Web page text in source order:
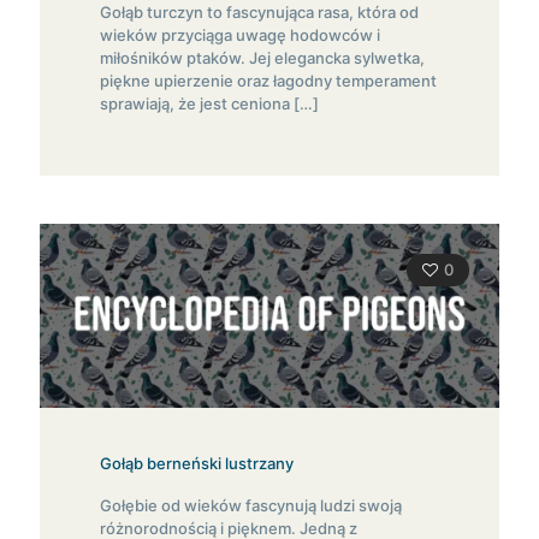
Gołąb turczyn to fascynująca rasa, która od
wieków przyciąga uwagę hodowców i
miłośników ptaków. Jej elegancka sylwetka,
piękne upierzenie oraz łagodny temperament
sprawiają, że jest ceniona […]
0
Gołąb berneński lustrzany
Gołębie od wieków fascynują ludzi swoją
różnorodnością i pięknem. Jedną z